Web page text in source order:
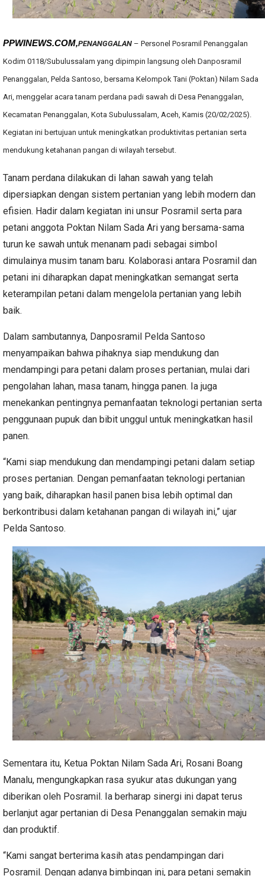
PPWINEWS.COM,PENANGGALAN – Personel Posramil Penanggalan
Kodim 0118/Subulussalam yang dipimpin langsung oleh Danposramil
Penanggalan, Pelda Santoso, bersama Kelompok Tani (Poktan) Nilam Sada
Ari, menggelar acara tanam perdana padi sawah di Desa Penanggalan,
Kecamatan Penanggalan, Kota Subulussalam, Aceh, Kamis (20/02/2025).
Kegiatan ini bertujuan untuk meningkatkan produktivitas pertanian serta
mendukung ketahanan pangan di wilayah tersebut.
Tanam perdana dilakukan di lahan sawah yang telah
dipersiapkan dengan sistem pertanian yang lebih modern dan
efisien. Hadir dalam kegiatan ini unsur Posramil serta para
petani anggota Poktan Nilam Sada Ari yang bersama-sama
turun ke sawah untuk menanam padi sebagai simbol
dimulainya musim tanam baru. Kolaborasi antara Posramil dan
petani ini diharapkan dapat meningkatkan semangat serta
keterampilan petani dalam mengelola pertanian yang lebih
baik.
Dalam sambutannya, Danposramil Pelda Santoso
menyampaikan bahwa pihaknya siap mendukung dan
mendampingi para petani dalam proses pertanian, mulai dari
pengolahan lahan, masa tanam, hingga panen. Ia juga
menekankan pentingnya pemanfaatan teknologi pertanian serta
penggunaan pupuk dan bibit unggul untuk meningkatkan hasil
panen.
“Kami siap mendukung dan mendampingi petani dalam setiap
proses pertanian. Dengan pemanfaatan teknologi pertanian
yang baik, diharapkan hasil panen bisa lebih optimal dan
berkontribusi dalam ketahanan pangan di wilayah ini,” ujar
Pelda Santoso.
Sementara itu, Ketua Poktan Nilam Sada Ari, Rosani Boang
Manalu, mengungkapkan rasa syukur atas dukungan yang
diberikan oleh Posramil. Ia berharap sinergi ini dapat terus
berlanjut agar pertanian di Desa Penanggalan semakin maju
dan produktif.
“Kami sangat berterima kasih atas pendampingan dari
Posramil. Dengan adanya bimbingan ini, para petani semakin